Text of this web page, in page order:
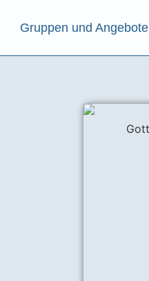
Gruppen und Angebote